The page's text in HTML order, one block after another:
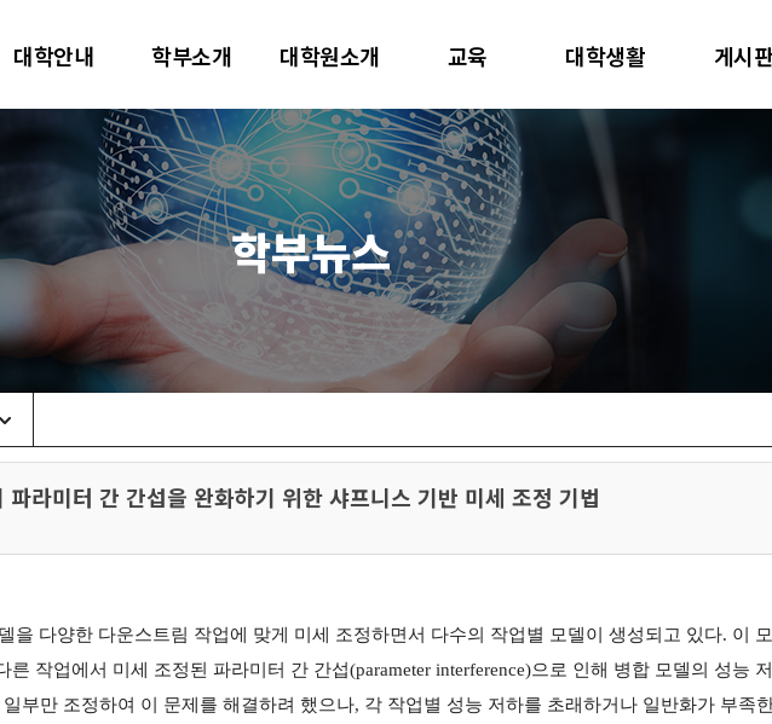
대학교
대학안내 학부소개 대학원소개 교육 대학생활 게시
학부뉴스
라미터 간 간섭을 완화하기 위한 샤프니스 기반 미세 조정 기법
을 다양한 다운스트림 작업에 맞게 미세 조정하면서 다수의 작업별 모델이 생성되고 있다. 이
작업에서 미세 조정된 파라미터 간 간섭(parameter interference)으로 인해 병합 모델의 성능
부만 조정하여 이 문제를 해결하려 했으나, 각 작업별 성능 저하를 초래하거나 일반화가 부족